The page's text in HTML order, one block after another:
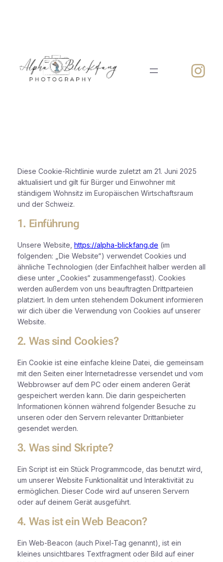
Diese Cookie-Richtlinie wurde zuletzt am 21. Juni 2025
aktualisiert und gilt für Bürger und Einwohner mit
ständigem Wohnsitz im Europäischen Wirtschaftsraum
und der Schweiz.
1. Einführung
Unsere Website, https://alpha-blickfang.de (im
folgenden: „Die Website“) verwendet Cookies und
ähnliche Technologien (der Einfachheit halber werden all
diese unter „Cookies“ zusammengefasst). Cookies
werden außerdem von uns beauftragten Drittparteien
platziert. In dem unten stehendem Dokument informieren
wir dich über die Verwendung von Cookies auf unserer
Website.
2. Was sind Cookies?
Ein Cookie ist eine einfache kleine Datei, die gemeinsam
mit den Seiten einer Internetadresse versendet und vom
Webbrowser auf dem PC oder einem anderen Gerät
gespeichert werden kann. Die darin gespeicherten
Informationen können während folgender Besuche zu
unseren oder den Servern relevanter Drittanbieter
gesendet werden.
3. Was sind Skripte?
Ein Script ist ein Stück Programmcode, das benutzt wird,
um unserer Website Funktionalität und Interaktivität zu
ermöglichen. Dieser Code wird auf unseren Servern
oder auf deinem Gerät ausgeführt.
4. Was ist ein Web Beacon?
Ein Web-Beacon (auch Pixel-Tag genannt), ist ein
kleines unsichtbares Textfragment oder Bild auf einer